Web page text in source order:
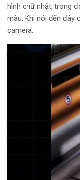
hình chữ nhật, trong
màu. Khi nói đến đây
camera.